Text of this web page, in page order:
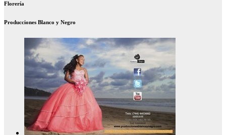
Florería
Producciones Blanco y Negro